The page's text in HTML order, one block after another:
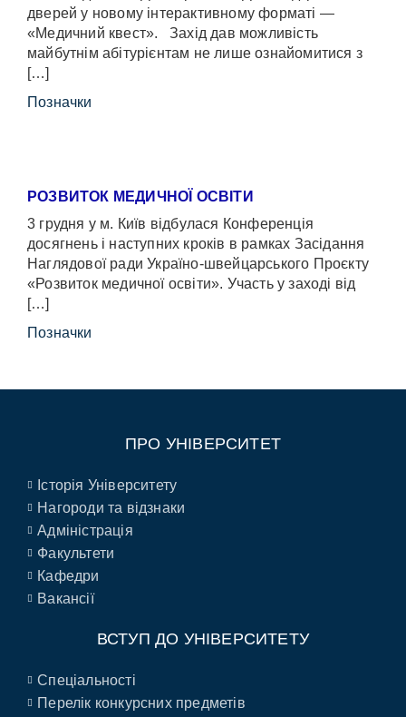
дверей у новому інтерактивному форматі —
«Медичний квест». Захід дав можливість
майбутнім абітурієнтам не лише ознайомитися з
[…]
Позначки
РОЗВИТОК МЕДИЧНОЇ ОСВІТИ
3 грудня у м. Київ відбулася Конференція
досягнень і наступних кроків в рамках Засідання
Наглядової ради Україно-швейцарського Проєкту
«Розвиток медичної освіти». Участь у заході від
[…]
Позначки
ПРО УНІВЕРСИТЕТ
Історія Університету
Нагороди та відзнаки
Адміністрація
Факультети
Кафедри
Вакансії
ВСТУП ДО УНІВЕРСИТЕТУ
Спеціальності
Перелік конкурсних предметів